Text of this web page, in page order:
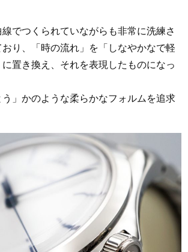
でつくられていながらも非常に洗練さ
り、「時の流れ」を「しなやかなで軽
置き換え、それを表現したものになっ
う」かのような柔らかなフォルムを追求